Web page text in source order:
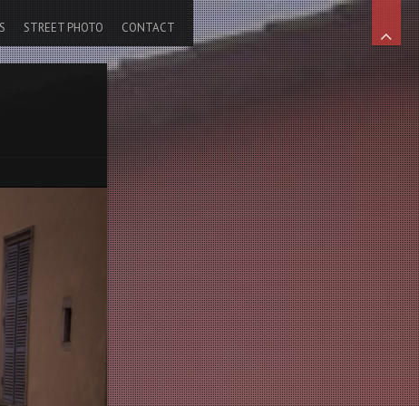
STREET PHOTO CONTACT